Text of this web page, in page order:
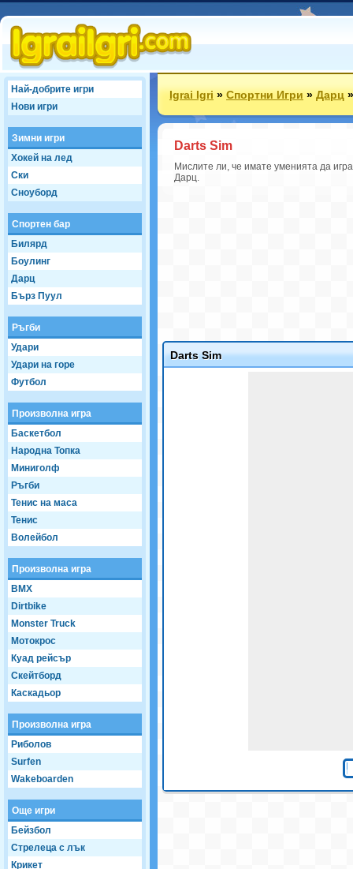
Най-добрите игри
Нови игри
Зимни игри
Хокей на лед
Ски
Сноуборд
Спортен бар
Билярд
Боулинг
Дарц
Бърз Пуул
Ръгби
Удари
Удари на горе
Футбол
Произволна игра
Баскетбол
Народна Топка
Миниголф
Ръгби
Тенис на маса
Тенис
Волейбол
Произволна игра
BMX
Dirtbike
Monster Truck
Мотокрос
Куад рейсър
Скейтборд
Каскадьор
Произволна игра
Риболов
Surfen
Wakeboarden
Още игри
Бейзбол
Стрелеца с лък
Крикет
Igrai Igri»Спортни Игри»Дарц
Darts Sim
Мислите ли, че имате уменията да
Дарц.
Darts Sim